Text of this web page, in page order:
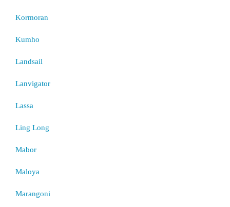
Kormoran
Kumho
Landsail
Lanvigator
Lassa
Ling Long
Mabor
Maloya
Marangoni